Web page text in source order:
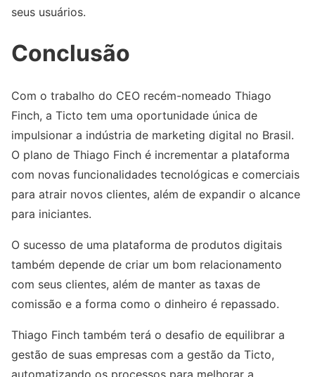
seus usuários.
Conclusão
Com o trabalho do CEO recém-nomeado Thiago
Finch, a Ticto tem uma oportunidade única de
impulsionar a indústria de marketing digital no Brasil.
O plano de Thiago Finch é incrementar a plataforma
com novas funcionalidades tecnológicas e comerciais
para atrair novos clientes, além de expandir o alcance
para iniciantes.
O sucesso de uma plataforma de produtos digitais
também depende de criar um bom relacionamento
com seus clientes, além de manter as taxas de
comissão e a forma como o dinheiro é repassado.
Thiago Finch também terá o desafio de equilibrar a
gestão de suas empresas com a gestão da Ticto,